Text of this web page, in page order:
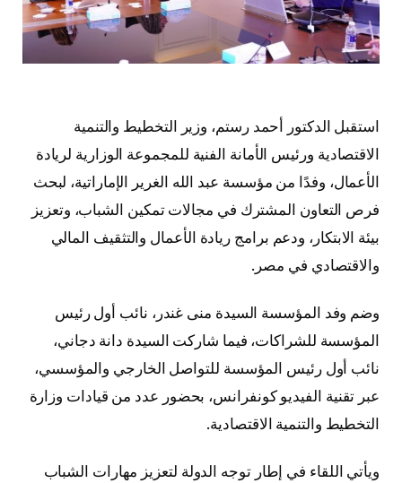
استقبل الدكتور أحمد رستم، وزير التخطيط والتنمية
الاقتصادية ورئيس الأمانة الفنية للمجموعة الوزارية لريادة
الأعمال، وفدًا من مؤسسة عبد الله الغرير الإماراتية، لبحث
فرص التعاون المشترك في مجالات تمكين الشباب، وتعزيز
بيئة الابتكار، ودعم برامج ريادة الأعمال والتثقيف المالي
والاقتصادي في مصر.
وضم وفد المؤسسة السيدة منى غندر، نائب أول رئيس
المؤسسة للشراكات، فيما شاركت السيدة دانة دجاني،
نائب أول رئيس المؤسسة للتواصل الخارجي والمؤسسي،
عبر تقنية الفيديو كونفرانس، بحضور عدد من قيادات وزارة
التخطيط والتنمية الاقتصادية.
ويأتي اللقاء في إطار توجه الدولة لتعزيز مهارات الشباب